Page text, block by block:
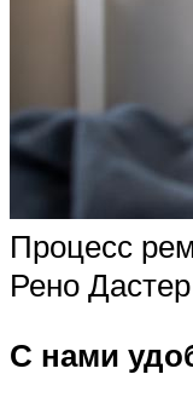
Процесс
Рено
С нами